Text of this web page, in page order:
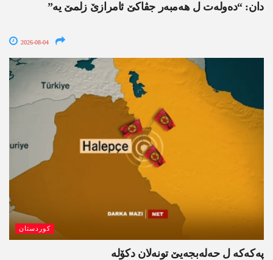
دان: “دەولەت ل ھەمبەر جڤاکێ ئامرازێ زلمێ یە”
2026-08-04
کوردستان
پەکەکە ل حەلەبجەیێ تونەلان دکۆلە